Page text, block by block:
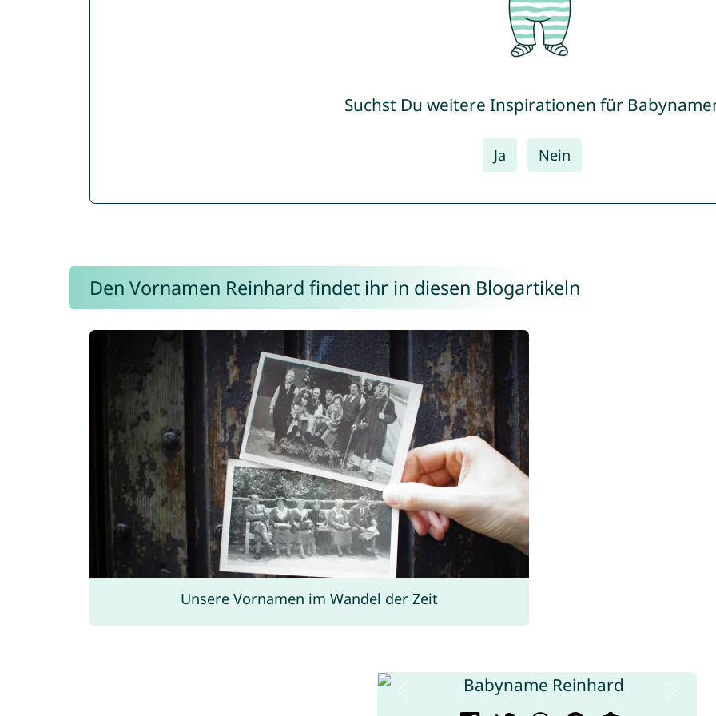
Suchst Du weitere Inspirationen für
Ja Nein
Den Vornamen Reinhard findet ihr in diesen Blogartikeln
Unsere Vornamen im Wandel der Zeit